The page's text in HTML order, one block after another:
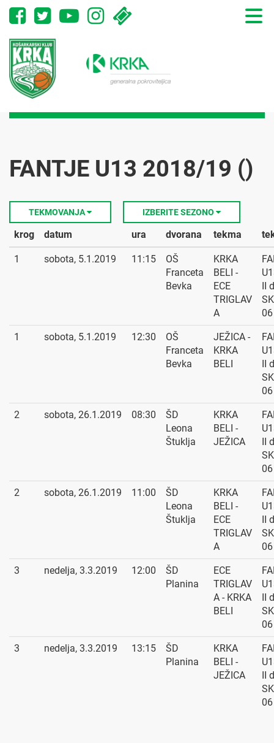
Toggle
FANTJE U13 2018/19 ()
TEKMOVANJA IZBERITE SEZONO
krog datum ura dvorana tekma
1 sobota, 5.1.2019 11:15
OŠ
Franceta
Bevka
KRKA
BELI -
ECE
TRIGLAV
A
II
06
1 sobota, 5.1.2019 12:30
OŠ
Franceta
Bevka
JEŽICA -
KRKA
BELI
II
06
2 sobota, 26.1.2019 08:30
ŠD
Leona
Štuklja
KRKA
BELI -
JEŽICA
II
06
2 sobota, 26.1.2019 11:00
ŠD
Leona
Štuklja
KRKA
BELI -
ECE
TRIGLAV
A
II
06
3 nedelja, 3.3.2019 12:00
ŠD
Planina
ECE
TRIGLAV
A - KRKA
BELI
II
06
3 nedelja, 3.3.2019 13:15
ŠD
Planina
KRKA
BELI -
JEŽICA
II
06